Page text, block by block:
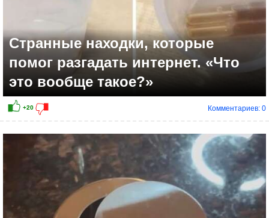
Странные находки, которые
помог разгадать интернет. «Что
это вообще такое?»
Комментариев: 0